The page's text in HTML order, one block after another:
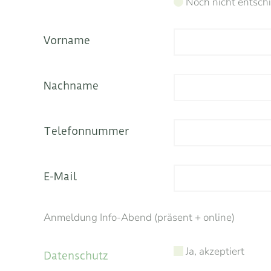
Vorname
Nachname
Telefonnummer
E-Mail
Anmeldung Info-Abend (präsent + online)
Datenschutz Ja, akzeptiert